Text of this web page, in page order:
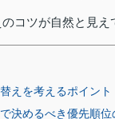
コツが自然と見え
えを考えるポイント
決めるべき優先順